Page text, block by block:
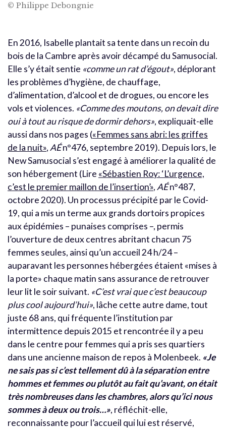
© Philippe Debongnie
En 2016, Isabelle plantait sa tente dans un recoin du
bois de la Cambre après avoir décampé du Samusocial.
Elle s’y était sentie «comme un rat d’égout», déplorant
les problèmes d’hygiène, de chauffage,
d’alimentation, d’alcool et de drogues, ou encore les
vols et violences. «Comme des moutons, on devait dire
oui à tout au risque de dormir dehors», expliquait-elle
aussi dans nos pages («Femmes sans abri: les griffes
de la nuit»,AÉn°476, septembre 2019). Depuis lors, le
New Samusocial s’est engagé à améliorer la qualité de
son hébergement (Lire «Sébastien Roy: ‘L’urgence,
c’est le premier maillon de l’insertion’»,AÉn°487,
octobre 2020). Un processus précipité par le Covid-
19, qui a mis un terme aux grands dortoirs propices
aux épidémies – punaises comprises –, permis
l’ouverture de deux centres abritant chacun 75
femmes seules, ainsi qu’un accueil 24 h/24 –
auparavant les personnes hébergées étaient «mises à
la porte» chaque matin sans assurance de retrouver
leur lit le soir suivant. «C’est vrai que c’est beaucoup
plus cool aujourd’hui», lâche cette autre dame, tout
juste 68 ans, qui fréquente l’institution par
intermittence depuis 2015 et rencontrée il y a peu
dans le centre pour femmes qui a pris ses quartiers
dans une ancienne maison de repos à Molenbeek. «Je
ne sais pas si c’est tellement dû à la séparation entre
hommes et femmes ou plutôt au fait qu’avant, on était
très nombreuses dans les chambres, alors qu’ici nous
sommes à deux ou trois…», réfléchit-elle,
reconnaissante pour l’accueil qui lui est réservé,